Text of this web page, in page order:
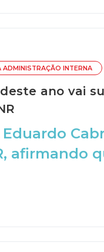
ADMINISTRAÇÃO INTERNA
ano vai
afirmando